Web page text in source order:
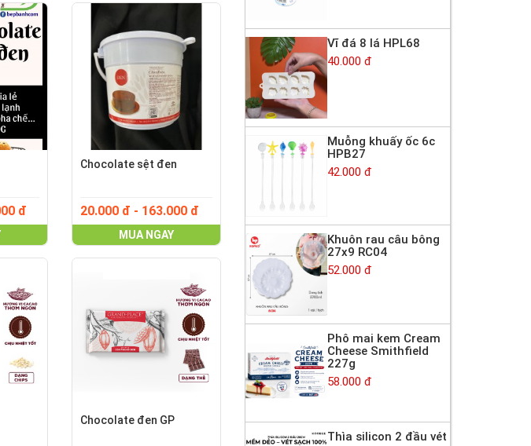
đ
Chocolate sệt đen
20.000 đ - 163.000 đ
MUA NGAY
Chocolate đen GP
Vĩ đá 8 lá HPL68
40.000 đ
Muỗng khuấy ốc 6c
HPB27
42.000 đ
Khuôn rau câu bông
27x9 RC04
52.000 đ
Phô mai kem Cream
Cheese Smithfield
227g
58.000 đ
Thìa silicon 2 đầu vét